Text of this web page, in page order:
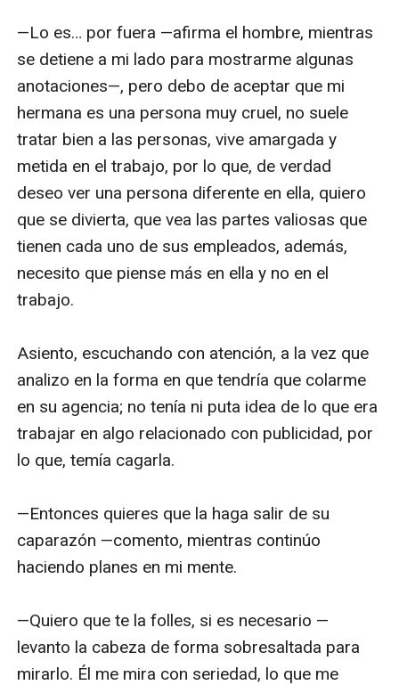
—Lo es… por fuera —afirma el hombre, mientras
se detiene a mi lado para mostrarme algunas
anotaciones—, pero debo de aceptar que mi
hermana es una persona muy cruel, no suele
tratar bien a las personas, vive amargada y
metida en el trabajo, por lo que, de verdad
deseo ver una persona diferente en ella, quiero
que se divierta, que vea las partes valiosas que
tienen cada uno de sus empleados, además,
necesito que piense más en ella y no en el
trabajo.
Asiento, escuchando con atención, a la vez que
analizo en la forma en que tendría que colarme
en su agencia; no tenía ni puta idea de lo que era
trabajar en algo relacionado con publicidad, por
lo que, temía cagarla.
—Entonces quieres que la haga salir de su
caparazón —comento, mientras continúo
haciendo planes en mi mente.
—Quiero que te la folles, si es necesario —
levanto la cabeza de forma sobresaltada para
mirarlo. Él me mira con seriedad, lo que me